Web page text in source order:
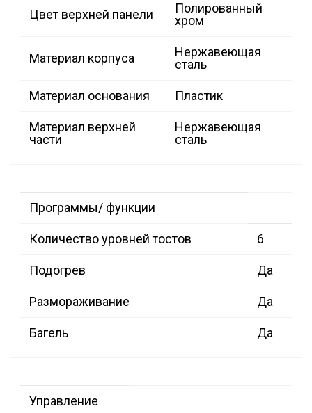
Цвет верхней панели
Полированный
хром
Материал корпуса
Нержавеющая
сталь
Материал основания Пластик
Материал верхней
части
Нержавеющая
сталь
Программы/ функции
Количество уровней тостов 6
Подогрев Да
Размораживание Да
Багель Да
Управление